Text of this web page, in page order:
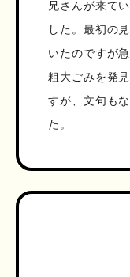
兄さんが来て
した。最初の
いたのですが
粗大ごみを発
すが、文句も
た。